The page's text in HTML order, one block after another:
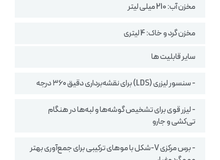
مخزن آب: 210 میلی لیتر
مخزن گرد و خاک: 4 لیتری
سایر قابلیت ها
- سنسور لیزری (LDS) برای نقشه‌برداری دقیق ۳۶۰ درجه
- لیزر قوی برای تشخیص گوشه‌ها و لبه‌ها در هنگام
تی‌کشی و جارو
- برس مرکزی V-شکل با موهای ترکیبی برای جمع‌آوری بهتر